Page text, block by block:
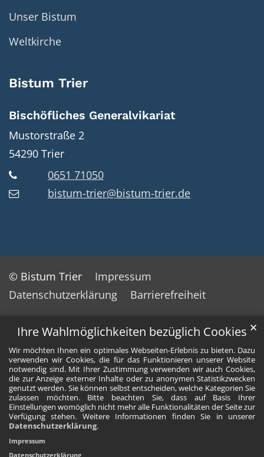
Ihre Wahlmöglichkeiten bezüglich Cookies
Wir möchten Ihnen ein optimales Webseiten-Erlebnis zu bieten. Dazu
verwenden wir Cookies, die für das Funktionieren unserer Website
notwendig sind. Mit Ihrer Zustimmung verwenden wir auch Cookies,
die zur Anzeige externer Inhalte oder zu anonymen Statistikzwecken
genutzt werden. Sie können selbst entscheiden, welche Kategorien Sie
zulassen möchten. Bitte beachten Sie, dass auf Basis Ihrer
Einstellungen womöglich nicht mehr alle Funktionalitäten der Seite zur
Verfügung stehen. Weitere Informationen finden Sie in unserer
Datenschutzerklärung.
✕
Impressum
Datenschutzerklärung
Unser Bistum
Weltkirche
Bistum Trier
Bischöfliches Generalvikariat
Mustorstraße 2
54290 Trier
0651 71050
bistum-trier@bistum-trier.de
© Bistum Trier
Impressum
Datenschutzerklärung
Barrierefreiheit